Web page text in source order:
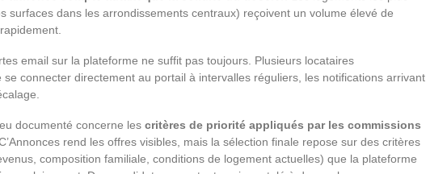
surfaces dans les arrondissements centraux) reçoivent un volume élevé de
email sur la plateforme ne suffit pas toujours. Plusieurs locataires
se connecter directement au portail à intervalles réguliers, les notifications arrivant
documenté concerne les critères de priorité appliqués par les commissions
rend les offres visibles, mais la sélection finale repose sur des critères
composition familiale, conditions de logement actuelles) que la plateforme